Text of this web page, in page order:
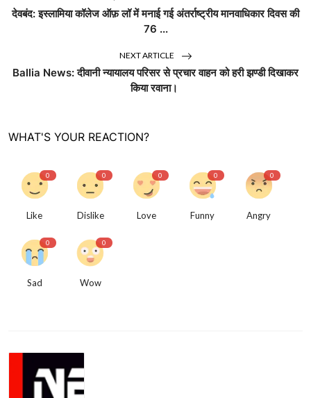
देवबंद: इस्लामिया कॉलेज ऑफ़ लॉ में मनाई गई अंतर्राष्ट्रीय मानवाधिकार दिवस की
76 ...
NEXT ARTICLE
Ballia News: दीवानी न्यायालय परिसर से प्रचार वाहन को हरी झण्डी दिखाकर
किया रवाना।
WHAT'S YOUR REACTION?
0
Like
0
Dislike
0
Love
0
Funny
0
Angry
0
Sad
0
Wow